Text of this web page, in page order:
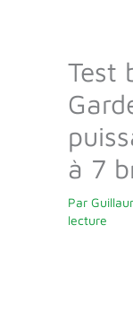
Test
à 7
Par
lecture